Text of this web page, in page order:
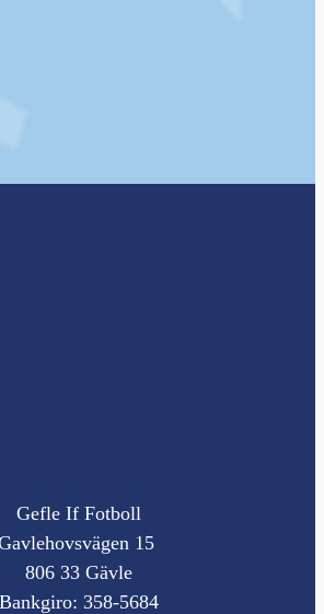
Gefle If Fotboll
15
806 33 Gävle
Bankgiro: 358-5684